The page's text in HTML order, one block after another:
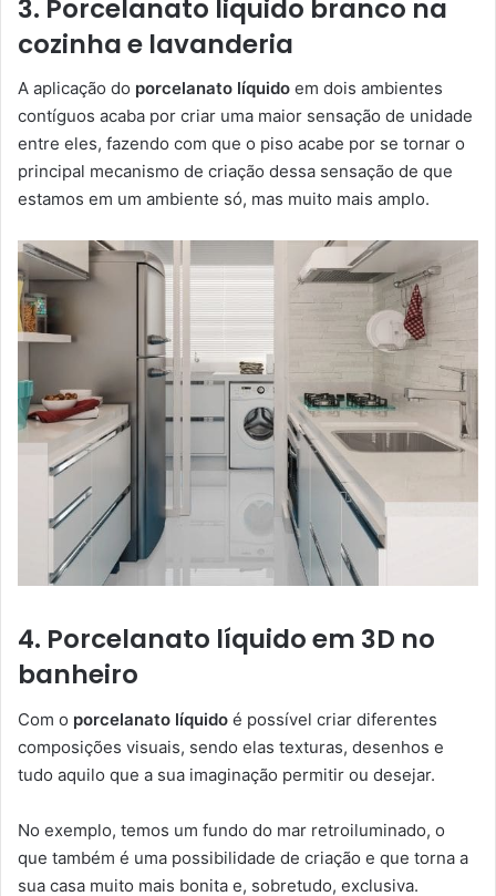
3. Porcelanato liquido branco na
cozinha e lavanderia
A aplicação do porcelanato líquido em dois ambientes
contíguos acaba por criar uma maior sensação de unidade
entre eles, fazendo com que o piso acabe por se tornar o
principal mecanismo de criação dessa sensação de que
estamos em um ambiente só, mas muito mais amplo.
4. Porcelanato líquido em 3D no
banheiro
Com o porcelanato líquido é possível criar diferentes
composições visuais, sendo elas texturas, desenhos e
tudo aquilo que a sua imaginação permitir ou desejar.
No exemplo, temos um fundo do mar retroiluminado, o
que também é uma possibilidade de criação e que torna a
sua casa muito mais bonita e, sobretudo, exclusiva.